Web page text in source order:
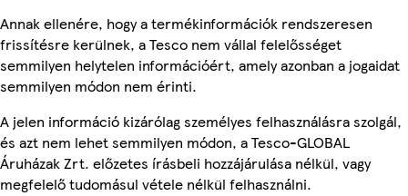
Annak ellenére, hogy a termékinformációk rendszeresen
frissítésre kerülnek, a Tesco nem vállal felelősséget
semmilyen helytelen információért, amely azonban a jogaidat
semmilyen módon nem érinti.
A jelen információ kizárólag személyes felhasználásra szolgál,
és azt nem lehet semmilyen módon, a Tesco-GLOBAL
Áruházak Zrt. előzetes írásbeli hozzájárulása nélkül, vagy
megfelelő tudomásul vétele nélkül felhasználni.